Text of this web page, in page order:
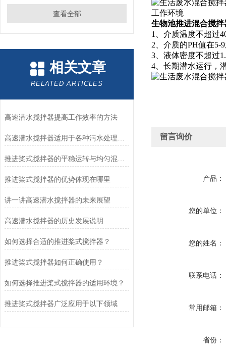
查看全部
相关文章
RELATED ARTICLES
高速潜水搅拌器提高工作效率的方法
推进桨式搅拌器的优势体现在哪里
讲一讲高速潜水搅拌器的未来展望
高速潜水搅拌器的历史发展说明
如何选择合适的推进桨式搅拌器？
推进桨式搅拌器如何正确使用？
如何选择推进桨式搅拌器的适用环境？
推进桨式搅拌器广泛应用于以下领域
工作环境
生物池推进混合搅拌
1、介质温度不超过
2、介质的PH值在5-
3、液体密度不超过
4、长期潜水运行，
留言询价
产品：
您的单位：
您的姓名：
联系电话：
常用邮箱：
省份：